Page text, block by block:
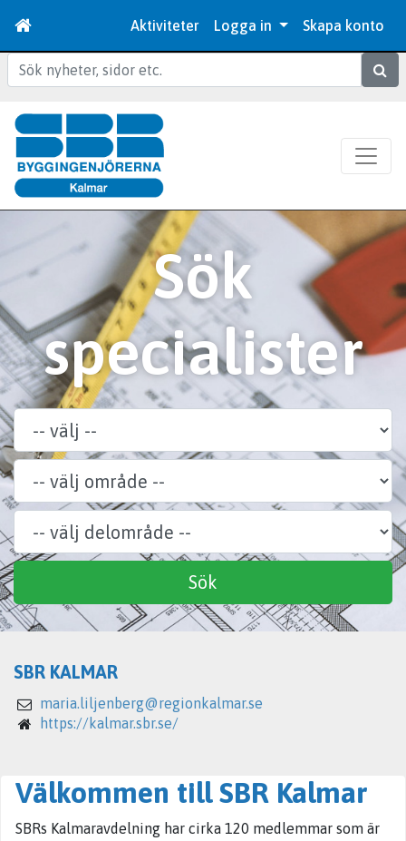
Aktiviteter Logga in Skapa konto
Sök
Sök
specialister
Område
Delområde
Sök
SBR KALMAR
maria.liljenberg@regionkalmar.se
https://kalmar.sbr.se/
Välkommen till SBR Kalmar
SBRs Kalmaravdelning har cirka 120 medlemmar som är